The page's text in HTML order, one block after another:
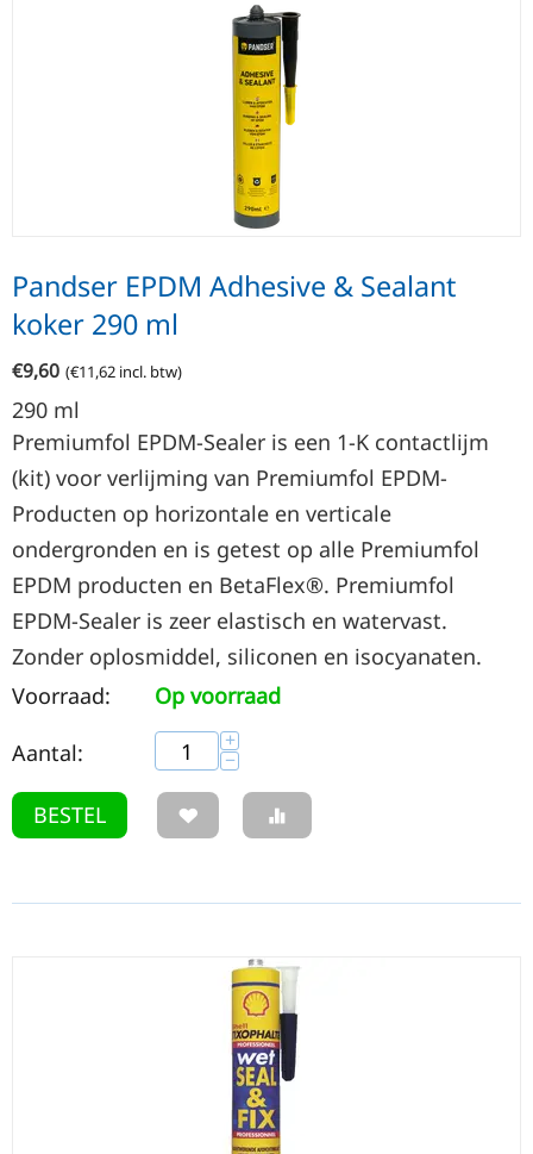
Pandser EPDM Adhesive & Sealant
koker 290 ml
€9,60 (€11,62 incl. btw)
290 ml
Premiumfol EPDM-Sealer is een 1-K contactlijm
(kit) voor verlijming van Premiumfol EPDM-
Producten op horizontale en verticale
ondergronden en is getest op alle Premiumfol
EPDM producten en BetaFlex®. Premiumfol
EPDM-Sealer is zeer elastisch en watervast.
Zonder oplosmiddel, siliconen en isocyanaten.
Voorraad:
Op voorraad
Aantal:
+
−
BESTEL